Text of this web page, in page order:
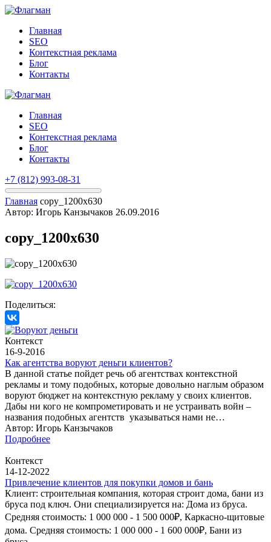
Главная
SEO
Контекстная реклама
Блог
Контакты
Главная
SEO
Контекстная реклама
Блог
Контакты
+7 (812) 993-08-31
Главная copy_1200x630
Автор: Игорь Канзычаков 26.09.2016
copy_1200x630
Поделиться:
Контекст
16-9-2016
Как агентства воруют деньги клиентов?
В данной статье пойдет речь об агентствах контекстной
рекламы и тому подобных, которые довольно наглым образом
воруют бюджет на контекстную рекламу у своих клиентов.
Дабы ни кого не компрометировать и не устраивать войн –
названия подобных агентств указываться нами не…
Автор: Игорь Канзычаков
Подробнее
Контекст
14-12-2022
Привлечение клиентов для покупки домов и бань
Клиент: строительная компания, которая строит дома, бани из
бруса под ключ. Они специализируется на: Дома из бруса.
Средняя стоимость: 1 000 000 - 1 500 000₽, Каркасно-щитовые
дома. Средняя стоимость: 1 000 000 - 1 600 000₽, Бани из